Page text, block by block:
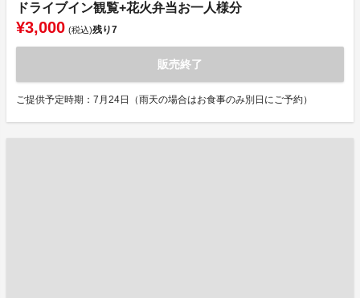
ドライブイン観覧+花火弁当お一人様分
¥3,000 (税込)残り7
販売終了
ご提供予定時期：7月24日（雨天の場合はお食事のみ別日にご予約）